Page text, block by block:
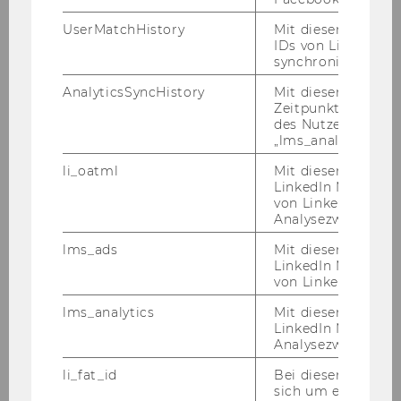
ECJ – Re­cent De­ve­lo­p­ments in Di­rect
Ta­xa­ti­on 2014 (with Mi­cha­el
Lang/Pas­qua­le Pistone/Alex­an­der
Rust/Claus Sta­rin­ger/Al­fred Storck),
Linde, Vi­en­na 2015.
Re­form der Rech­nungs­le­gung in Ös­
ter­reich (with Ro­mu­ald Bertl/Eva
Eber­har­tin­ger/Anton Egger/Chris­ti­an
Rieg­ler/Su­san­ne Kalss/Mi­cha­el
Lang/Chris­ti­an No­wot­ny/Claus Sta­rin­
ger), Linde, Vi­en­na 2015.
Ak­tu­el­le Fra­gen des Un­ter­neh­mens­
kaufs (with Mi­cha­el Lang/Chris­toph
March­gra­ber/Claus Sta­rin­ger), Linde,
Wien 2016.
In­tro­duc­tion to Eu­ropean Tax Law on
UserMatchHistory
Mit diesem
IDs von LinkedIn
synchronisiert.
AnalyticsSyncHistory
Mit diesem
Zeitpunkt der
des Nutzers mit
„lms_analytics“
li_oatml
Mit diesem
LinkedIn
von LinkedIn zu
Analysezwecke
lms_ads
Mit diesem
LinkedIn
von LinkedIn
lms_analytics
Mit diesem
LinkedIn
Analysezwecken
li_fat_id
Bei diesem
sich um eine